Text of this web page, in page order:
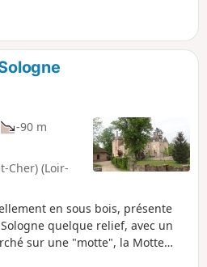
-90 m
Cher) (Loir-
en sous bois, présente
quelque relief, avec un
sur une "motte", la Motte